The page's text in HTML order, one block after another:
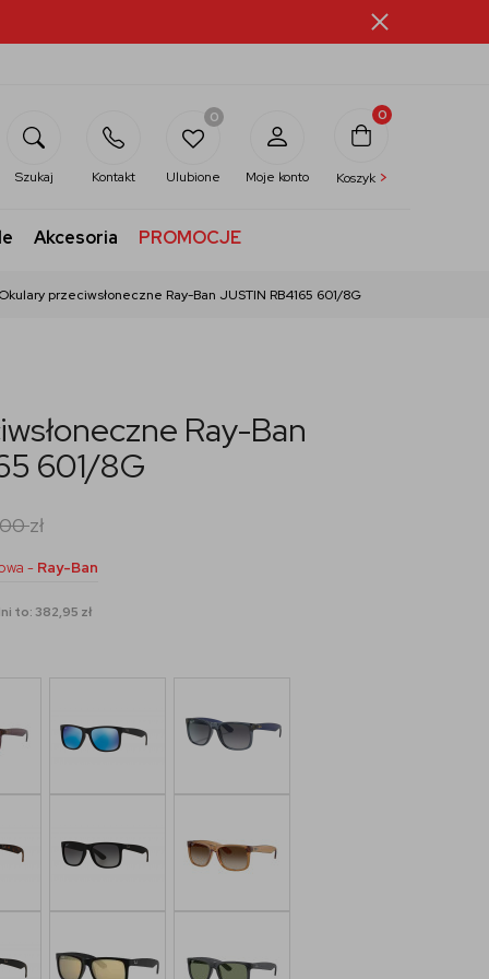
Szukaj Kontakt
0
Ulubione Moje konto
0
Koszyk >
Akcesoria PROMOCJE
przeciwsłoneczne Ray-Ban JUSTIN RB4165 601/8G
Ray-Ban
601/8G
zł
- Ray-Ban
to: 382,95 zł